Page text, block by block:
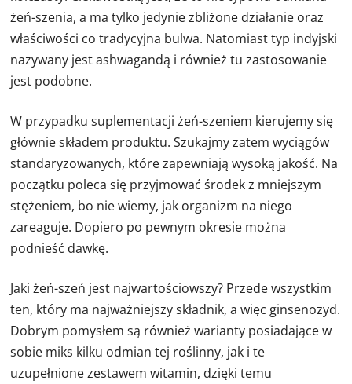
żeń-szenia, a ma tylko jedynie zbliżone działanie oraz
właściwości co tradycyjna bulwa. Natomiast typ indyjski
nazywany jest ashwagandą i również tu zastosowanie
jest podobne.
W przypadku suplementacji żeń-szeniem kierujemy się
głównie składem produktu. Szukajmy zatem wyciągów
standaryzowanych, które zapewniają wysoką jakość. Na
początku poleca się przyjmować środek z mniejszym
stężeniem, bo nie wiemy, jak organizm na niego
zareaguje. Dopiero po pewnym okresie można
podnieść dawkę.
Jaki żeń-szeń jest najwartościowszy? Przede wszystkim
ten, który ma najważniejszy składnik, a więc ginsenozyd.
Dobrym pomysłem są również warianty posiadające w
sobie miks kilku odmian tej roślinny, jak i te
uzupełnione zestawem witamin, dzięki temu